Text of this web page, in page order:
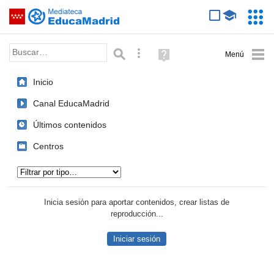
Saltar navegación
Palabra o frase: Búsqueda avanzada
Ayuda
(en
Inicio
Canal EducaMadrid
Últimos contenidos
Centros
Inicia sesión para aportar contenidos, crear listas de
reproducción...
Iniciar sesión